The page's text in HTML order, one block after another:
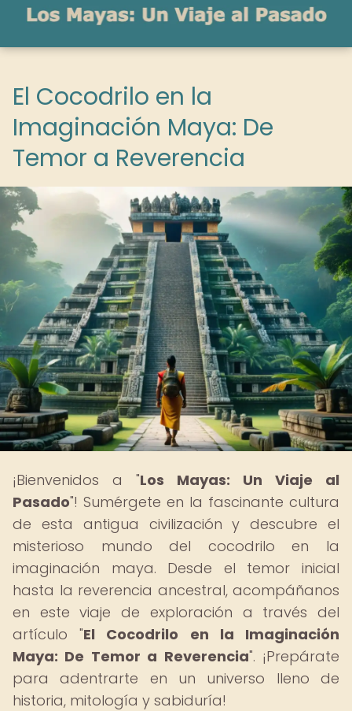
El Cocodrilo en la
Imaginación Maya: De
Temor a Reverencia
¡Bienvenidos a "Los Mayas: Un Viaje al
Pasado"! Sumérgete en la fascinante cultura
de esta antigua civilización y descubre el
misterioso mundo del cocodrilo en la
imaginación maya. Desde el temor inicial
hasta la reverencia ancestral, acompáñanos
en este viaje de exploración a través del
artículo "El Cocodrilo en la Imaginación
Maya: De Temor a Reverencia". ¡Prepárate
para adentrarte en un universo lleno de
historia, mitología y sabiduría!